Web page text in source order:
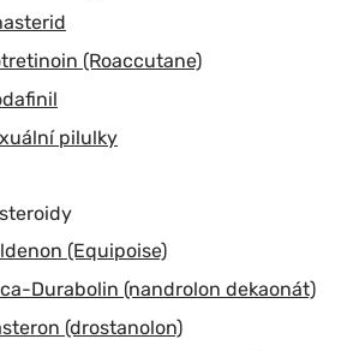
(Roaccutane)
pilulky
(Equipoise)
Durabolin (nandrolon dekaonát)
(drostanolon)